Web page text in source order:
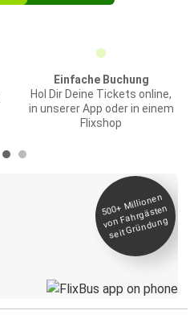
Einfache Buchung
Hol Dir Deine Tickets online,
in unserer App oder in einem
Flixshop
500+
Millionen
von Fahrgästen
seit
Gründung